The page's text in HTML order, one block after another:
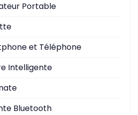
Portable
et Téléphone
Intelligente
Bluetooth